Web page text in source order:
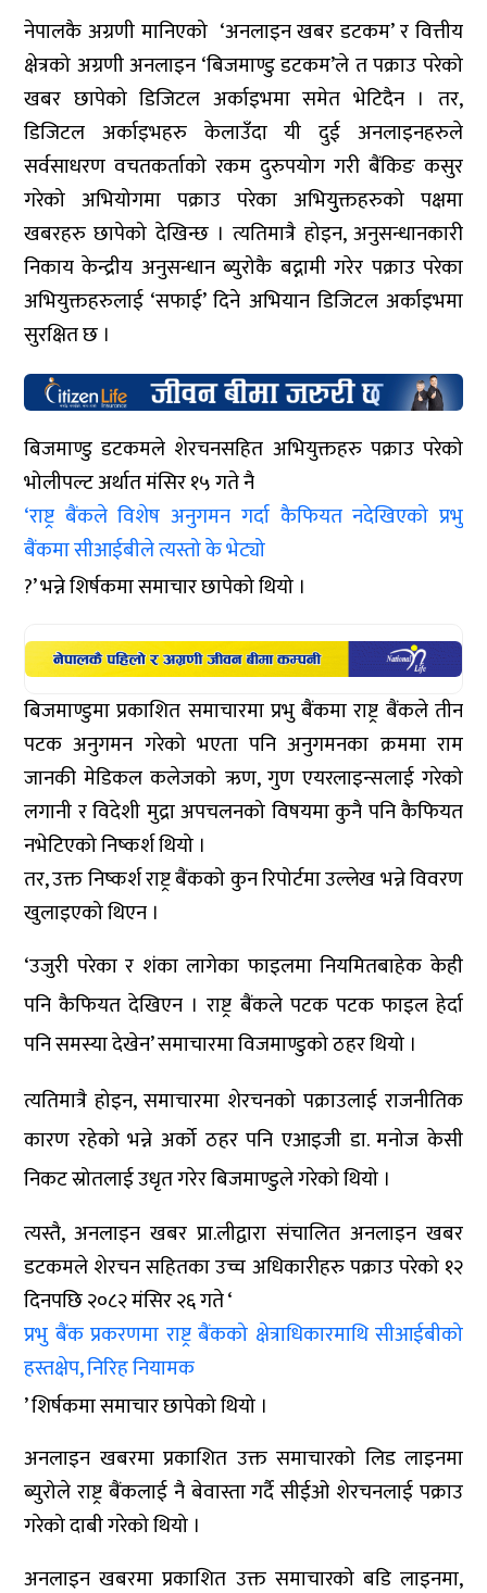
नेपालकै अग्रणी मानिएको ‘अनलाइन खबर डटकम’ र वित्तीय
क्षेत्रको अग्रणी अनलाइन ‘बिजमाण्डु डटकम’ले त पक्राउ परेको
खबर छापेको डिजिटल अर्काइभमा समेत भेटिदैन । तर,
डिजिटल अर्काइभहरु केलाउँदा यी दुई अनलाइनहरुले
सर्वसाधरण वचतकर्ताको रकम दुरुपयोग गरी बैंकिङ कसुर
गरेको अभियोगमा पक्राउ परेका अभियुुक्तहरुको पक्षमा
खबरहरु छापेको देखिन्छ । त्यतिमात्रै होइन, अनुसन्धानकारी
निकाय केन्द्रीय अनुसन्धान ब्युरोकै बद्नामी गरेर पक्राउ परेका
अभियुक्तहरुलाई ‘सफाई’ दिने अभियान डिजिटल अर्काइभमा
सुरक्षित छ ।
बिजमाण्डु डटकमले शेरचनसहित अभियुक्तहरु पक्राउ परेको
भोलीपल्ट अर्थात मंसिर १५ गते नै
‘राष्ट्र बैंकले विशेष अनुगमन गर्दा कैफियत नदेखिएको प्रभु
बैंकमा सीआईबीले त्यस्तो के भेट्यो
?’ भन्ने शिर्षकमा समाचार छापेको थियो ।
बिजमाण्डुमा प्रकाशित समाचारमा प्रभु बैंकमा राष्ट्र बैंकले तीन
पटक अनुगमन गरेको भएता पनि अनुगमनका क्रममा राम
जानकी मेडिकल कलेजको ऋण, गुण एयरलाइन्सलाई गरेको
लगानी र विदेशी मुद्रा अपचलनको विषयमा कुनै पनि कैफियत
नभेटिएको निष्कर्श थियो ।
तर, उक्त निष्कर्श राष्ट्र बैंकको कुन रिपोर्टमा उल्लेख भन्ने विवरण
खुलाइएको थिएन ।
‘उजुरी परेका र शंका लागेका फाइलमा नियमितबाहेक केही
पनि कैफियत देखिएन । राष्ट्र बैंकले पटक पटक फाइल हेर्दा
पनि समस्या देखेन’ समाचारमा विजमाण्डुको ठहर थियो ।
त्यतिमात्रै होइन, समाचारमा शेरचनको पक्राउलाई राजनीतिक
कारण रहेको भन्ने अर्को ठहर पनि एआइजी डा. मनोज केसी
निकट स्रोतलाई उधृत गरेर बिजमाण्डुले गरेको थियो ।
त्यस्तै, अनलाइन खबर प्रा.लीद्वारा संचालित अनलाइन खबर
डटकमले शेरचन सहितका उच्च अधिकारीहरु पक्राउ परेको १२
दिनपछि २०८२ मंसिर २६ गते ‘
प्रभु बैंक प्रकरणमा राष्ट्र बैंकको क्षेत्राधिकारमाथि सीआईबीको
हस्तक्षेप, निरिह नियामक
’ शिर्षकमा समाचार छापेको थियो ।
अनलाइन खबरमा प्रकाशित उक्त समाचारको लिड लाइनमा
ब्युरोले राष्ट्र बैंकलाई नै बेवास्ता गर्दै सीईओ शेरचनलाई पक्राउ
गरेको दाबी गरेको थियो ।
अनलाइन खबरमा प्रकाशित उक्त समाचारको बडि लाइनमा,